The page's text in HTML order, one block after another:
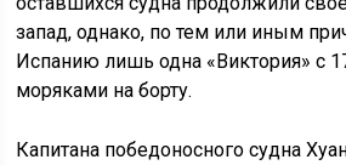
запад, однако, по тем или иным
Испанию лишь одна «Виктория» с
моряками на борту.
Капитана победоносного судна